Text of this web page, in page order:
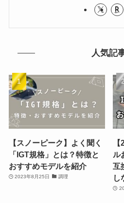
人気記
【スノーピーク】よく聞く
「IGT規格」とは？特徴と
おすすめモデルを紹介
2023年8月25日 調理
ル
互
し